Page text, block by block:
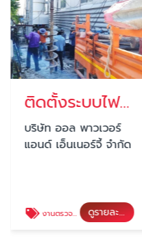
ติดตั้งระบบไฟฟ้าโรงงานอุตสาหกรรมขนาดใหญ่ ปทุมธานี
บริษัท ออล พาวเวอร์
แอนด์ เอ็นเนอร์จี้ จำกัด
งานตรวจสอบหลักระบบไฟฟ้าโรงงานประจำปี ดูรายละเอียด